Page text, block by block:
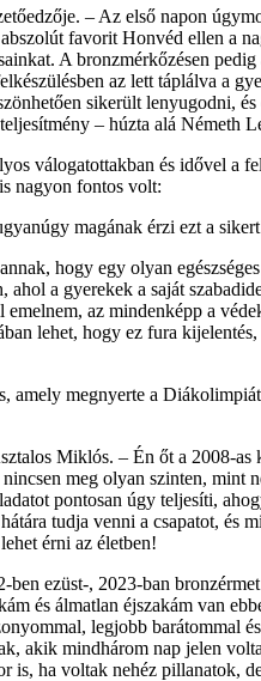
– Az első napon
favorit Honvéd ellen a
A bronzmérkőzésen pedig
az lett táplálva a
sikerült lenyugodni,
– húzta alá Németh
válogatottakban és idővel a
nagyon fontos volt:
magának érzi ezt a
hogy egy olyan
a gyerekek a saját
az mindenképp a
lehet, hogy ez fura
amely megnyerte a
Miklós. – Én őt a 2008-
meg olyan szinten, mint
pontosan úgy teljesíti,
tudja venni a csapatot, és
érni az életben!
ezüst-, 2023-ban
és álmatlan éjszakám van
legjobb barátommal
akik mindhárom nap jelen
is, ha voltak nehéz pillanatok,